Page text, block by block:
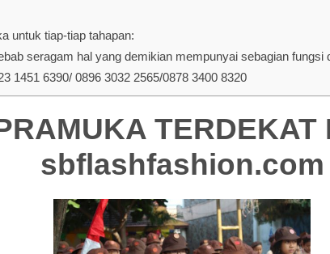
untuk tiap-tiap tahapan:
seragam hal yang demikian mempunyai sebagian fungsi
1451 6390/ 0896 3032 2565/0878 3400 8320
sbflashfashion.com